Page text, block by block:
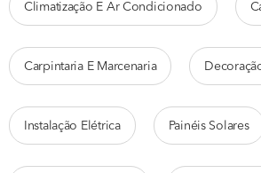
Climatização E Ar Condicionado
Carpintaria E Marcenaria
Instalação Elétrica Painéis Solares